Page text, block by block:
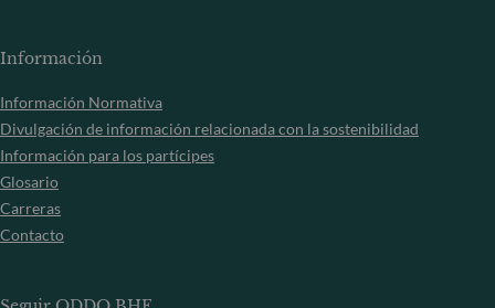
Información
Información Normativa
Divulgación de información relacionada con la sostenibilidad
Información para los partícipes
Glosario
Carreras
Contacto